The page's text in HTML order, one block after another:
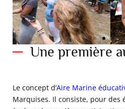
Une première
Le concept d’Aire Marine
Marquises. Il consiste, pour des
l'océan Indien, en compagnie